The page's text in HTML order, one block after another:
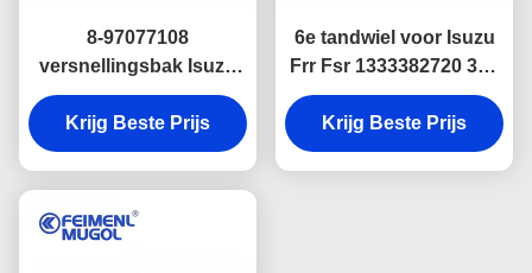
8-97077108
versnellingsbak Isuzu
D-MAX 4X4 TFR55
Transmissie ASSY
Krijg Beste Prijs
6e tandwiel voor Isuzu
Frr Fsr 1333382720 39t-
42t Automatische
transmissie systemen
Krijg Beste Prijs